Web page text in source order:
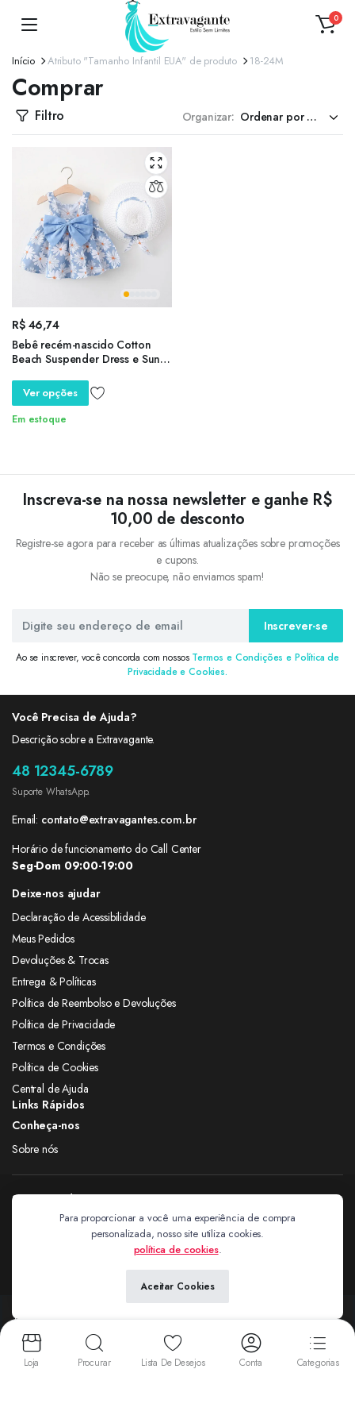
0
Início Atributo "Tamanho Infantil EUA" de produto 18-24M
Comprar
Filtro Organizar:
R$46,74
Bebê recém-nascido Cotton
Beach Suspender Dress e Sun
Clothes, Verão, 2 pcs
Ver opções
Em estoque
Inscreva-se na nossa newsletter e ganhe R$
10,00 de desconto
Registre-se agora para receber as últimas atualizações sobre promoções
e cupons.
Não se preocupe, não enviamos spam!
Inscrever-se
Ao se inscrever, você concorda com nossos Termos e Condições e Política de
Privacidade e Cookies.
Você Precisa de Ajuda?
Descrição sobre a Extravagante.
48 12345-6789
Suporte WhatsApp.
Email: contato@extravagantes.com.br
Horário de funcionamento do Call Center
Seg-Dom 09:00-19:00
Deixe-nos ajudar
Declaração de Acessibilidade
Meus Pedidos
Devoluções & Trocas
Entrega & Políticas
Política de Reembolso e Devoluções
Política de Privacidade
Termos e Condições
Política de Cookies
Central de Ajuda
Links Rápidos
Conheça-nos
Sobre nós
Siga nas redes
Copyright 2024 © Extravagantes. Todos os direitos reservados. by
Aceitamos:
Para proporcionar a você uma experiência de compra
personalizada, nosso site utiliza cookies.
política de cookies.
Aceitar Cookies
Loja Procurar Lista De Desejos Conta Categorias